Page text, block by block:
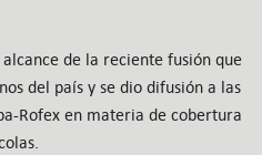
de la reciente fusión que
del país y se dio difusión a las
Rofex en materia de cobertura